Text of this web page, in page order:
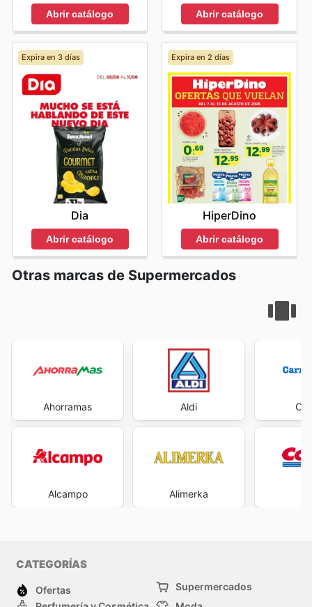
Abrir catálogo Abrir catálogo
Expira en 3 días
Dia
Abrir catálogo
Expira en 2 días
HiperDino
Abrir catálogo
Otras marcas de Supermercados
Ahorramas
Alcampo
Aldi
Alimerka
CATEGORÍAS
Ofertas
Supermercados